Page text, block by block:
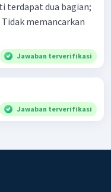
Jawaban terverifikasi
Jawaban terverifikasi